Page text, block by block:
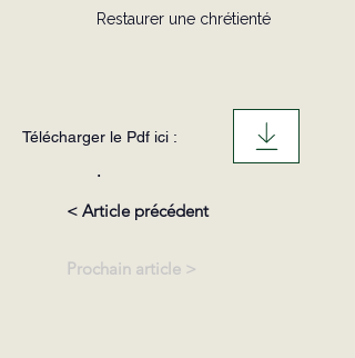
Restaurer une chrétienté
Télécharger le Pdf ici :
.
< Article précédent
Prochain article >